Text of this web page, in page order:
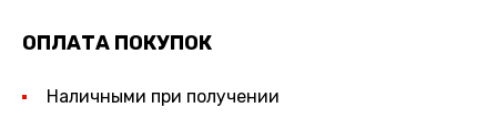
ОПЛАТА ПОКУПОК
Наличными при получении